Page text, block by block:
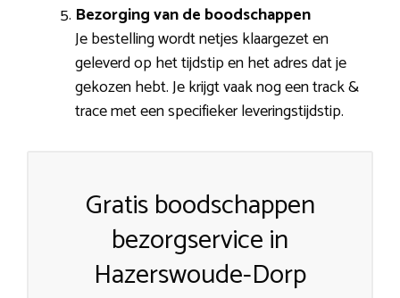
Bezorging van de boodschappen
Je bestelling wordt netjes klaargezet en
geleverd op het tijdstip en het adres dat je
gekozen hebt. Je krijgt vaak nog een track &
trace met een specifieker leveringstijdstip.
Gratis boodschappen
bezorgservice in
Hazerswoude-Dorp